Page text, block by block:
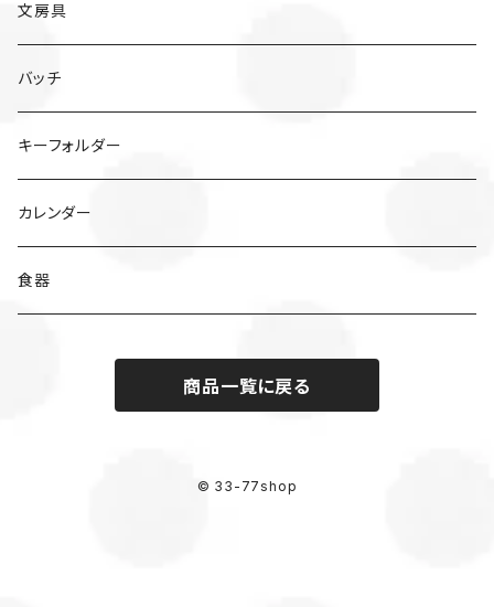
文房具
バッチ
キーフォルダー
カレンダー
食器
商品一覧に戻る
© 33-77shop